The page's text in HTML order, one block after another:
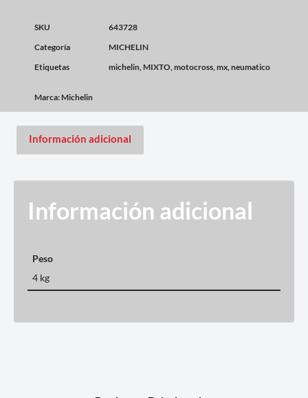
SKU
643728
Categoría
MICHELIN
Etiquetas
michelin MIXTO motocross mx neumatico
Marca: Michelin
Información adicional
Información adicional
Peso
4 kg